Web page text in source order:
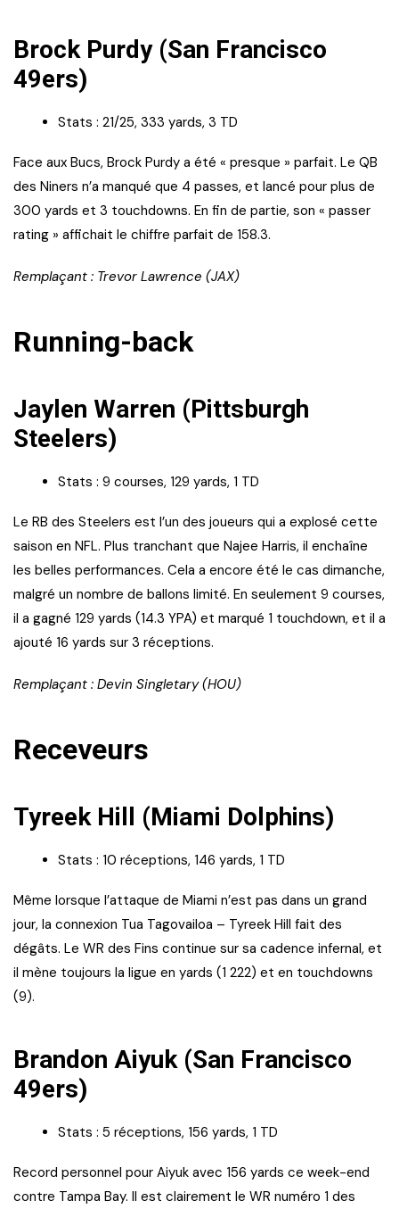
Brock Purdy (San Francisco
49ers)
Stats : 21/25, 333 yards, 3 TD
Face aux Bucs, Brock Purdy a été « presque » parfait. Le QB
des Niners n’a manqué que 4 passes, et lancé pour plus de
300 yards et 3 touchdowns. En fin de partie, son « passer
rating » affichait le chiffre parfait de 158.3.
Remplaçant : Trevor Lawrence (JAX)
Running-back
Jaylen Warren (Pittsburgh
Steelers)
Stats : 9 courses, 129 yards, 1 TD
Le RB des Steelers est l’un des joueurs qui a explosé cette
saison en NFL. Plus tranchant que Najee Harris, il enchaîne
les belles performances. Cela a encore été le cas dimanche,
malgré un nombre de ballons limité. En seulement 9 courses,
il a gagné 129 yards (14.3 YPA) et marqué 1 touchdown, et il a
ajouté 16 yards sur 3 réceptions.
Remplaçant : Devin Singletary (HOU)
Receveurs
Tyreek Hill (Miami Dolphins)
Stats : 10 réceptions, 146 yards, 1 TD
Même lorsque l’attaque de Miami n’est pas dans un grand
jour, la connexion Tua Tagovailoa – Tyreek Hill fait des
dégâts. Le WR des Fins continue sur sa cadence infernal, et
il mène toujours la ligue en yards (1 222) et en touchdowns
(9).
Brandon Aiyuk (San Francisco
49ers)
Stats : 5 réceptions, 156 yards, 1 TD
Record personnel pour Aiyuk avec 156 yards ce week-end
contre Tampa Bay. Il est clairement le WR numéro 1 des